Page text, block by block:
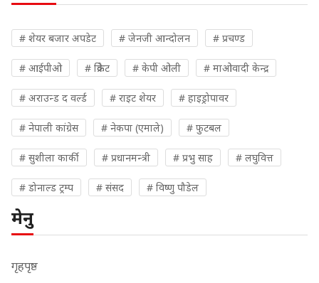
# शेयर बजार अपडेट # जेनजी आन्दोलन # प्रचण्ड
# आईपीओ # क्रिकेट # केपी ओली # माओवादी केन्द्र
# अराउन्ड द वर्ल्ड # राइट शेयर # हाइड्रोपावर
# नेपाली कांग्रेस # नेकपा (एमाले) # फुटबल
# सुशीला कार्की # प्रधानमन्त्री # प्रभु साह # लघुवित्त
# डोनाल्ड ट्रम्प # संसद # विष्णु पौडेल
मेनु
गृहपृष्ठ